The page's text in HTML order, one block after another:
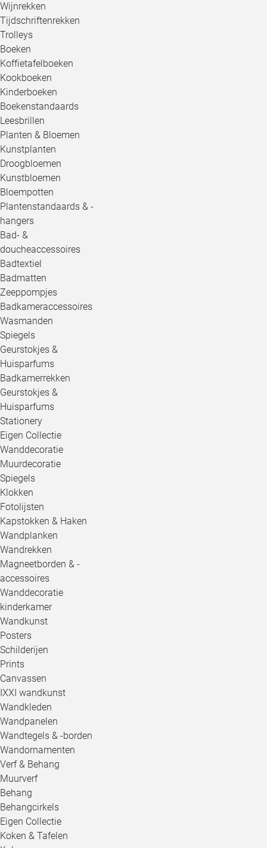
Wijnrekken
Tijdschriftenrekken
Trolleys
Boeken
Koffietafelboeken
Kookboeken
Kinderboeken
Boekenstandaards
Leesbrillen
Planten & Bloemen
Kunstplanten
Droogbloemen
Kunstbloemen
Bloempotten
Plantenstandaards & -
hangers
Bad- &
doucheaccessoires
Badtextiel
Badmatten
Zeeppompjes
Badkameraccessoires
Wasmanden
Spiegels
Geurstokjes &
Huisparfums
Badkamerrekken
Geurstokjes &
Huisparfums
Stationery
Eigen Collectie
Wanddecoratie
Muurdecoratie
Spiegels
Klokken
Fotolijsten
Kapstokken & Haken
Wandplanken
Wandrekken
Magneetborden & -
accessoires
Wanddecoratie
kinderkamer
Wandkunst
Posters
Schilderijen
Prints
Canvassen
IXXI wandkunst
Wandkleden
Wandpanelen
Wandtegels & -borden
Wandornamenten
Verf & Behang
Muurverf
Behang
Behangcirkels
Eigen Collectie
Koken & Tafelen